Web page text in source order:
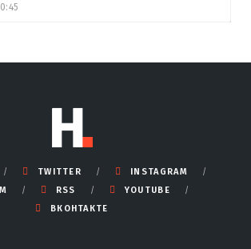
TWITTER
INSTAGRAM
RSS
YOUTUBE
ВКОНТАКТЕ